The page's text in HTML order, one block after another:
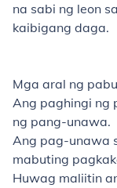
na sabi ng leon sa
kaibigang daga.
Mga aral ng
Ang paghingi ng
ng pang-unawa.
Ang pag-unawa
mabuting
Huwag maliitin